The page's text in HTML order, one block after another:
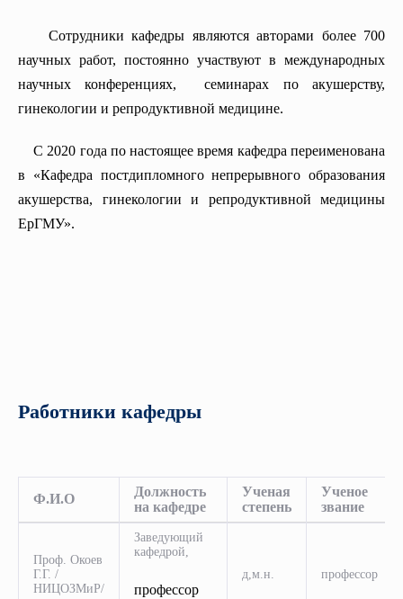
Сотрудники кафедры являются авторами более 700
научных работ, постоянно участвуют в международных
научных конференциях, семинарах по акушерству,
гинекологии и репродуктивной медицине.
С 2020 года по настоящее время кафедра переименована
в «Кафедра постдипломного непрерывного образования
акушерства, гинекологии и репродуктивной медицины
ЕрГМУ».
Работники кафедры
Ф.И.О
Должность
на кафедре
Ученая
степень
Ученое
звание
Проф. Окоев
Г.Г. /
НИЦОЗМиР/
Заведующий
кафедрой,
профессор
д,м.н. профессор